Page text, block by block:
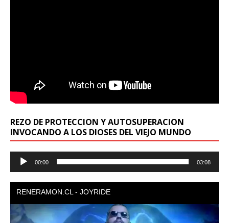
REZO DE PROTECCION Y AUTOSUPERACION
INVOCANDO A LOS DIOSES DEL VIEJO MUNDO
Reproductor
00:00 03:08